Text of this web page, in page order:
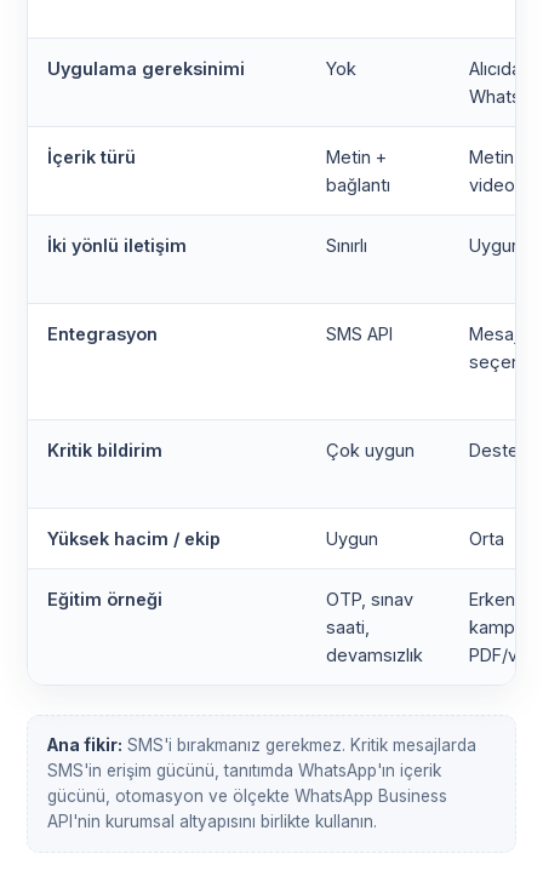
Uygulama gereksinimi Yok
Alıcıda
İçerik türü
Metin +
bağlantı
Metin,
video,
İki yönlü iletişim Sınırlı Uygun
Entegrasyon SMS API
Mesaj
Kritik bildirim Çok uygun
Yüksek hacim / ekip Uygun Orta
Eğitim örneği
OTP, sınav
saati,
devamsızlık
Erken
kampüs
PDF/
Ana fikir: SMS'i bırakmanız gerekmez. Kritik mesajlarda
SMS'in erişim gücünü, tanıtımda WhatsApp'ın içerik
gücünü, otomasyon ve ölçekte WhatsApp Business
API'nin kurumsal altyapısını birlikte kullanın.